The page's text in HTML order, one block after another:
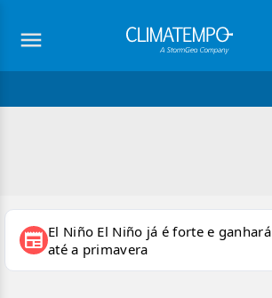
newspaper El Niño El Niño já é forte e
até a primavera